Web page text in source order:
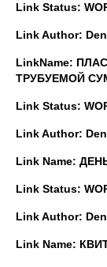
Link Status:
Link Author:
LinkName:
ТРУБУЕМОЙ
Link Status:
Link Author:
Link Name:
Link Status:
Link Author:
Link Name: